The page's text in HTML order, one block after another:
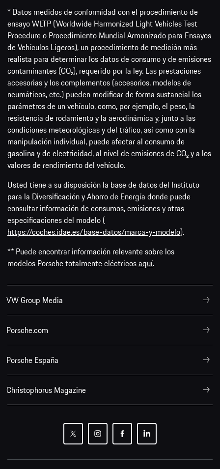
* Datos medidos de conformidad con el procedimiento de
ensayo WLTP (Worldwide Harmonized Light Vehicles Test
Procedure o Procedimiento Mundial Armonizado para Ensayos
de Vehículos Ligeros), un procedimiento de medición más
realista para determinar los datos de consumo y de emisiones
contaminantes (CO₂), requerido por la ley. Las prestaciones
accesorias y los complementos (accesorios, modelos de
neumáticos, etc.) pueden modificar de forma sustancial los
parámetros de un vehículo, como, por ejemplo, el peso, la
resistencia de rodamiento y la aerodinámica y, junto a las
condiciones meteorológicas y del tráfico, así como con la
manipulación individual, puede afectar al consumo de
gasolina y de electricidad, al nivel de emisiones de CO₂ y a los
valores de rendimiento del vehículo.
Usted tiene a su disposición la base de datos del Instituto
para la Diversificación y Ahorro de Energía donde puede
consultar información de consumos, emisiones y otras
especificaciones del modelo (
https://coches.idae.es/base-datos/marca-y-modelo).
** Puede encontrar información relevante sobre los
modelos Porsche totalmente eléctricosaquí.
VW Group Media
Porsche.com
Porsche España
Christophorus Magazine